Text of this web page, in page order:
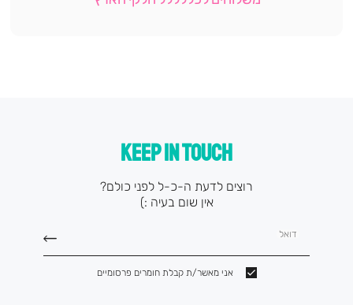
KEEP IN TOUCH
רוצים לדעת ה-כ-ל לפני כולם?
אין שום בעיה :)
דואל
אני מאשר/ת קבלת חומרים פרסומיים